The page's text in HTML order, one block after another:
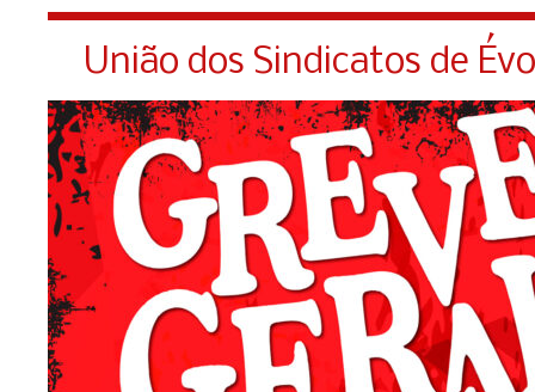
União dos Sindicatos de